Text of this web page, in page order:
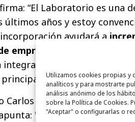
Utilizamos cookies propias y
analíticos y para mostrarte
análisis anónimo de los
sobre la Política de Cookies.
"Aceptar" o configurarlas o
“El Laboratorio es una
últimos años y estoy
ayudará a
empresas de IPG
,
de la agencia, los
grupos de
Carlos Holemans, fundador
"La incorporación de